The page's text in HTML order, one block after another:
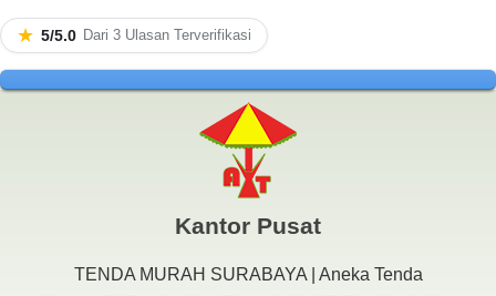
★ 5/5.0 Dari 3 Ulasan Terverifikasi
Kantor Pusat
TENDA MURAH SURABAYA | Aneka Tenda